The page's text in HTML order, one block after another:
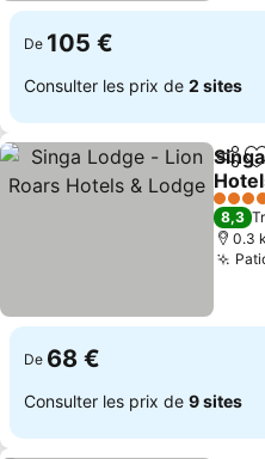
De 105 €
Consulter les prix de 2 sites
4
8,3
0.3
De 68 €
Consulter les prix de 9 sites